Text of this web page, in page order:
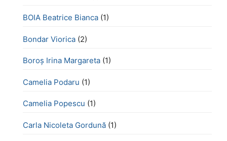
BOIA Beatrice Bianca (1)
Bondar Viorica (2)
Boroş Irina Margareta (1)
Camelia Podaru (1)
Camelia Popescu (1)
Carla Nicoleta Gordună (1)